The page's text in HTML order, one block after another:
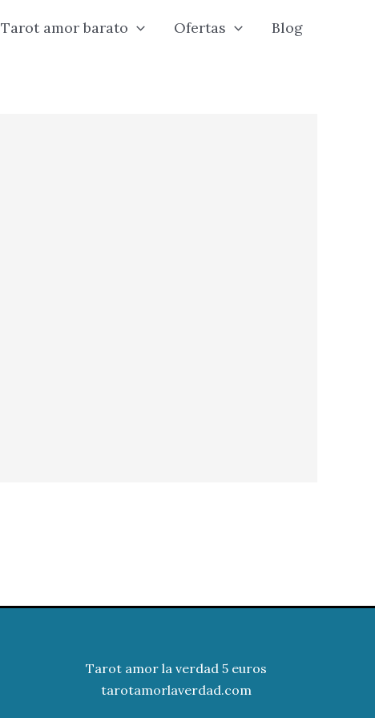
Tarot amor barato Ofertas Blog
Tarot amor la verdad 5 euros
tarotamorlaverdad.com